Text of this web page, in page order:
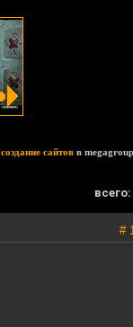
создание сайтов в
всего:
#